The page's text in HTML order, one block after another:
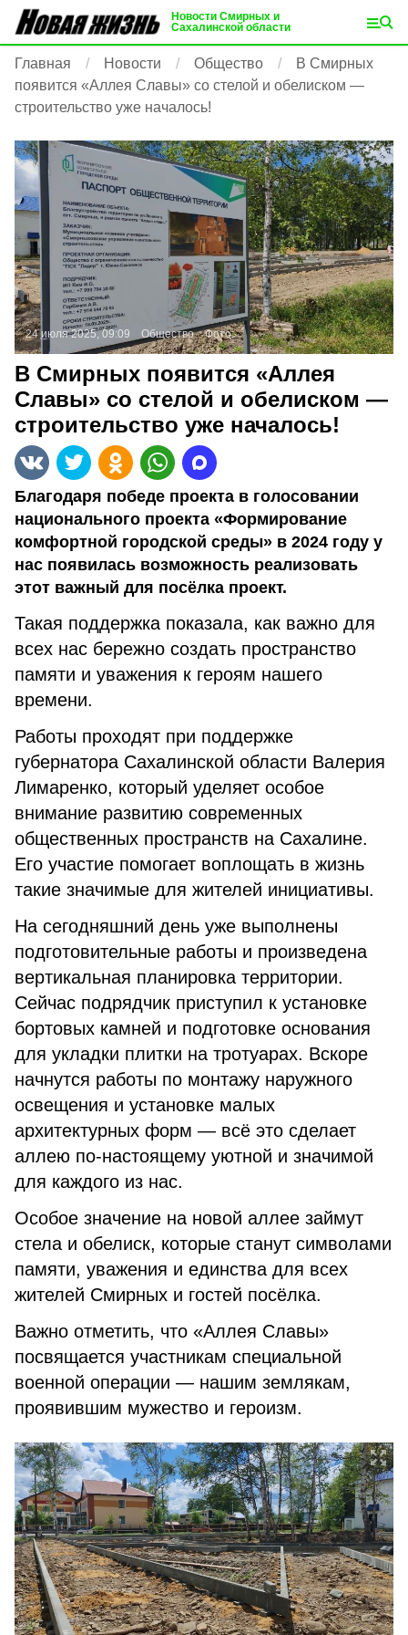
Новости Смирных и
Сахалинской области
Главная Новости Общество
В Смирных
появится «Аллея Славы» со стелой и обелиском —
строительство уже началось!
24 июля 2025, 09:09 Общество Фото:
В Смирных появится «Аллея
Славы» со стелой и обелиском —
строительство уже началось!
Благодаря победе проекта в голосовании
национального проекта «Формирование
комфортной городской среды» в 2024 году у
нас появилась возможность реализовать
этот важный для посёлка проект.
Такая поддержка показала, как важно для
всех нас бережно создать пространство
памяти и уважения к героям нашего
времени.
Работы проходят при поддержке
губернатора Сахалинской области Валерия
Лимаренко, который уделяет особое
внимание развитию современных
общественных пространств на Сахалине.
Его участие помогает воплощать в жизнь
такие значимые для жителей инициативы.
На сегодняшний день уже выполнены
подготовительные работы и произведена
вертикальная планировка территории.
Сейчас подрядчик приступил к установке
бортовых камней и подготовке основания
для укладки плитки на тротуарах. Вскоре
начнутся работы по монтажу наружного
освещения и установке малых
архитектурных форм — всё это сделает
аллею по-настоящему уютной и значимой
для каждого из нас.
Особое значение на новой аллее займут
стела и обелиск, которые станут символами
памяти, уважения и единства для всех
жителей Смирных и гостей посёлка.
Важно отметить, что «Аллея Славы»
посвящается участникам специальной
военной операции — нашим землякам,
проявившим мужество и героизм.